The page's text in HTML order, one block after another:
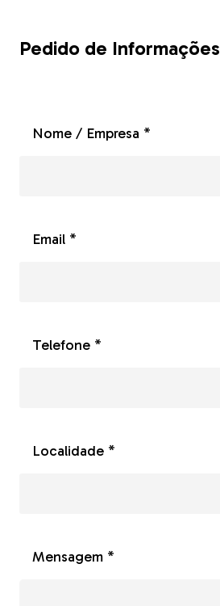
Pedido de Informações
Nome / Empresa *
Email *
Telefone *
Localidade *
Mensagem *